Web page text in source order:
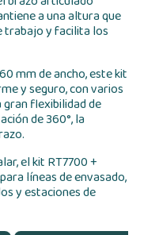
a una altura que
trabajo y facilita los
mm de ancho, este kit
y seguro, con varios
flexibilidad de
de 360°, la
el kit RT7700 +
líneas de envasado,
y estaciones de